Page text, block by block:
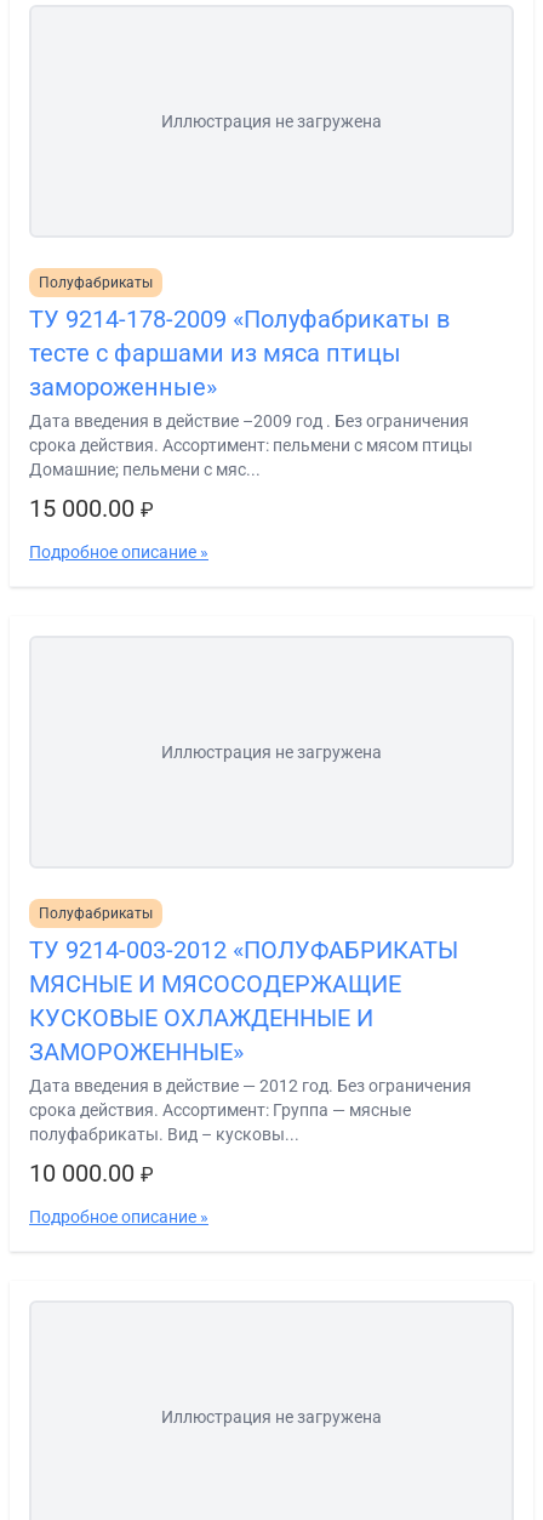
Иллюстрация не загружена
Полуфабрикаты
ТУ 9214-178-2009 «Полуфабрикаты в
тесте с фаршами из мяса птицы
замороженные»
Дата введения в действие –2009 год . Без ограничения
срока действия. Ассортимент: пельмени с мясом птицы
Домашние; пельмени с мяс...
15 000.00 ₽
Подробное описание »
Иллюстрация не загружена
Полуфабрикаты
ТУ 9214-003-2012 «ПОЛУФАБРИКАТЫ
МЯСНЫЕ И МЯСОСОДЕРЖАЩИЕ
КУСКОВЫЕ ОХЛАЖДЕННЫЕ И
ЗАМОРОЖЕННЫЕ»
Дата введения в действие — 2012 год. Без ограничения
срока действия. Ассортимент: Группа — мясные
полуфабрикаты. Вид – кусковы...
10 000.00 ₽
Подробное описание »
Иллюстрация не загружена